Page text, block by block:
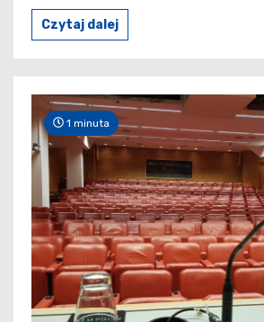
Czytaj dalej
1 minuta